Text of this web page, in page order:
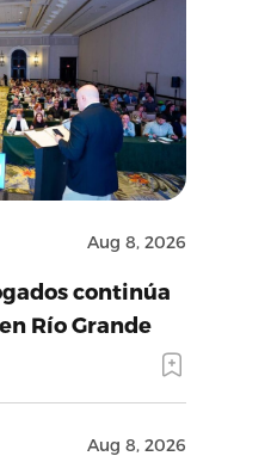
Aug 8, 2026
continúa
Río Grande
Aug 8, 2026